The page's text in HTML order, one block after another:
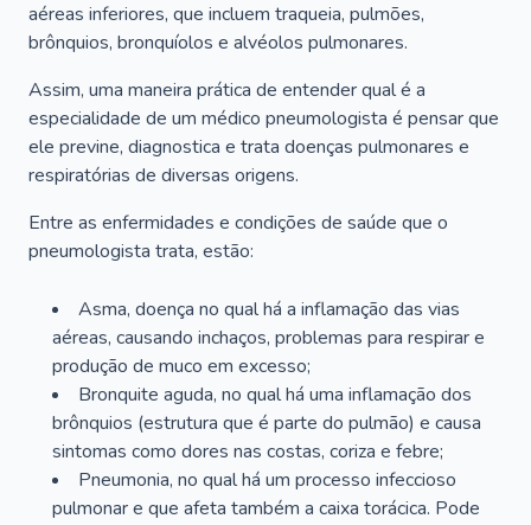
aéreas inferiores, que incluem traqueia, pulmões,
brônquios, bronquíolos e alvéolos pulmonares.
Assim, uma maneira prática de entender qual é a
especialidade de um médico pneumologista é pensar que
ele previne, diagnostica e trata doenças pulmonares e
respiratórias de diversas origens.
Entre as enfermidades e condições de saúde que o
pneumologista trata, estão:
Asma, doença no qual há a inflamação das vias
aéreas, causando inchaços, problemas para respirar e
produção de muco em excesso;
Bronquite aguda, no qual há uma inflamação dos
brônquios (estrutura que é parte do pulmão) e causa
sintomas como dores nas costas, coriza e febre;
Pneumonia, no qual há um processo infeccioso
pulmonar e que afeta também a caixa torácica. Pode